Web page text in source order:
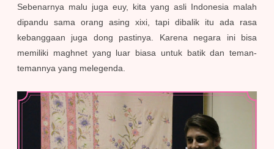
Sebenarnya malu juga euy, kita yang asli Indonesia malah
dipandu sama orang asing xixi, tapi dibalik itu ada rasa
kebanggaan juga dong pastinya. Karena negara ini bisa
memiliki maghnet yang luar biasa untuk batik dan teman-
temannya yang melegenda.